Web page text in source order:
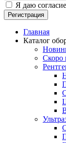
Я даю
Главная
Каталог
Скоро